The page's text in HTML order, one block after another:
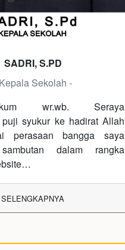
SADRI, S.PD
Sekolah -
wr.wb. Seraya
puji syukur ke hadirat Allah
perasaan bangga saya
dalam rangka
SELENGKAPNYA